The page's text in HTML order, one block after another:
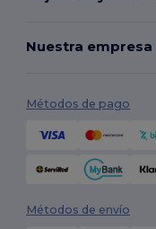
Nuestra empresa
Métodos de pago
Métodos de envío